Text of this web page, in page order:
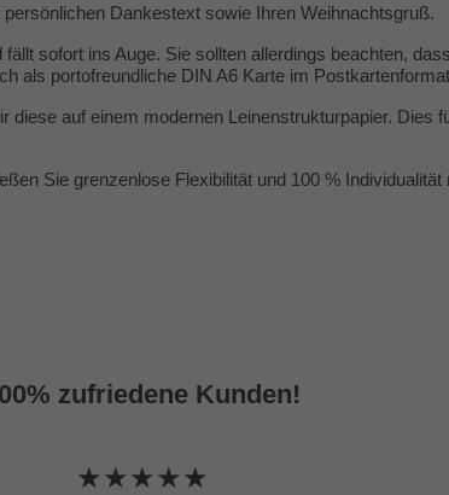
Dankestext sowie Ihren Weihnachtsgruß.
sofort ins Auge. Sie sollten allerdings beachten,
als portofreundliche DIN A6 Karte im
auf einem modernen Leinenstrukturpapier. Dies
Sie grenzenlose Flexibilität und 100 %
zufriedene Kunden!
★★★★★